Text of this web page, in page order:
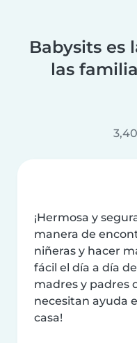
Babysits es
las
¡Hermosa y
manera de
niñeras y hacer
fácil el día a día de
madres y padres
necesitan ayuda
casa!